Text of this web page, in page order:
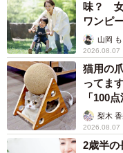
味？ 女
ワンピ
へんが…
山岡
2026.08.07
猫用の
ってま
「100
梨木
2026.08.07
2歳半